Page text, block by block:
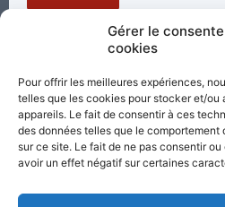
Gérer le
cookies
Pour offrir les meilleures expériences,
telles que les cookies pour stocker et/ou
appareils. Le fait de consentir à ces
des données telles que le comportement
sur ce site. Le fait de ne pas consentir
avoir un effet négatif sur certaines
Téléphone : 03 85 81 56 00
standard@sacrecoeur-
Paray TV
Agenda